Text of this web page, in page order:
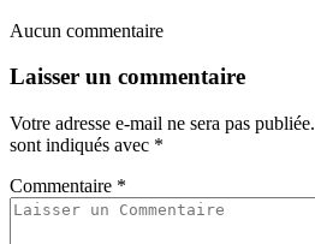
Aucun commentaire
Laisser un commentaire
Votre adresse e-mail ne sera pas publiée.
sont indiqués avec *
Commentaire *